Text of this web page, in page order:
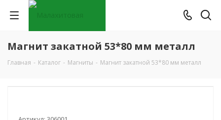
Магнит закатной 53*80 мм металл
Главная - Каталог - Магниты - Магнит закатной 53*80 мм металл